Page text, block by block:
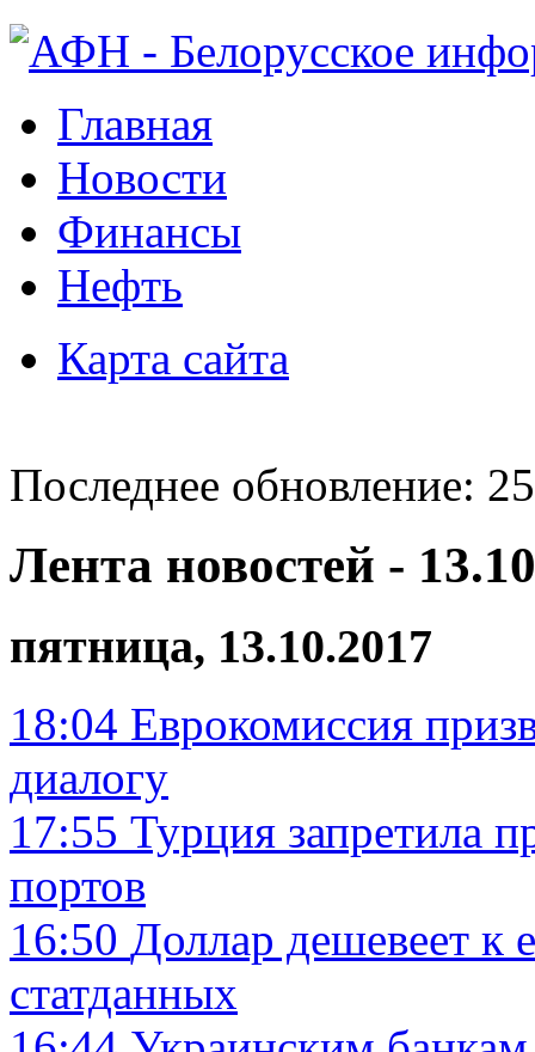
Главная
Новости
Финансы
Нефть
Карта сайта
Последнее обновление:
Лента новостей -
пятница, 13.10.2017
18:04 Еврокомиссия
диалогу
17:55 Турция запретила
портов
16:50 Доллар дешевеет к
статданных